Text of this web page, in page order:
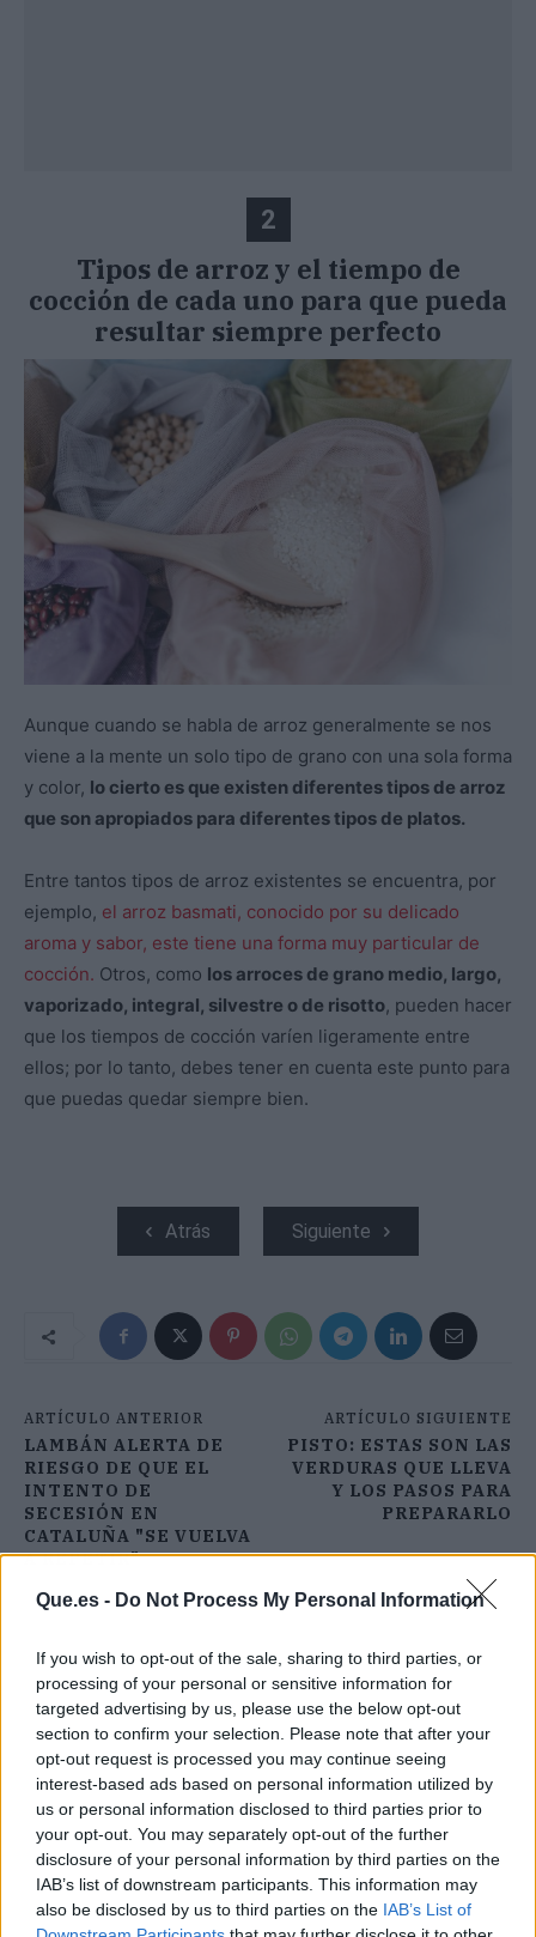
Que.es - Do Not Process My Personal Information
If you wish to opt-out of the sale, sharing to third parties, or
processing of your personal or sensitive information for
targeted advertising by us, please use the below opt-out
section to confirm your selection. Please note that after your
opt-out request is processed you may continue seeing
interest-based ads based on personal information utilized by
us or personal information disclosed to third parties prior to
your opt-out. You may separately opt-out of the further
disclosure of your personal information by third parties on the
IAB’s list of downstream participants. This information may
also be disclosed by us to third parties on the IAB’s List of
2
Tipos de arroz y el tiempo de
cocción de cada uno para que pueda
resultar siempre perfecto
Aunque cuando se habla de arroz generalmente se nos
viene a la mente un solo tipo de grano con una sola forma
y color, lo cierto es que existen diferentes tipos de arroz
que son apropiados para diferentes tipos de platos.
Entre tantos tipos de arroz existentes se encuentra, por
ejemplo, el arroz basmati, conocido por su delicado
aroma y sabor, este tiene una forma muy particular de
cocción. Otros, como los arroces de grano medio, largo,
vaporizado, integral, silvestre o de risotto, pueden hacer
que los tiempos de cocción varíen ligeramente entre
ellos; por lo tanto, debes tener en cuenta este punto para
que puedas quedar siempre bien.
Atrás Siguiente
ARTÍCULO ANTERIOR
LAMBÁN ALERTA DE
RIESGO DE QUE EL
INTENTO DE
SECESIÓN EN
CATALUÑA "SE VUELVA
A REPETIR"
ARTÍCULO SIGUIENTE
PISTO: ESTAS SON LAS
VERDURAS QUE LLEVA
Y LOS PASOS PARA
PREPARARLO